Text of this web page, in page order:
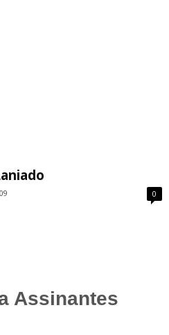
0
Assinantes